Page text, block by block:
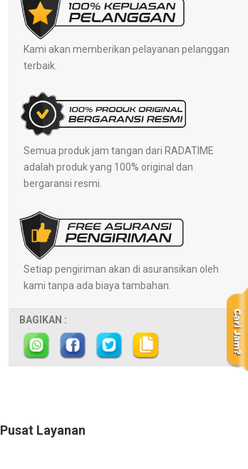
Kami akan memberikan pelayanan pelanggan
terbaik.
Semua produk jam tangan dari RADATIME
adalah produk yang 100% original dan
bergaransi resmi.
Setiap pengiriman akan di asuransikan oleh
kami tanpa ada biaya tambahan.
BAGIKAN :
Pusat Layanan